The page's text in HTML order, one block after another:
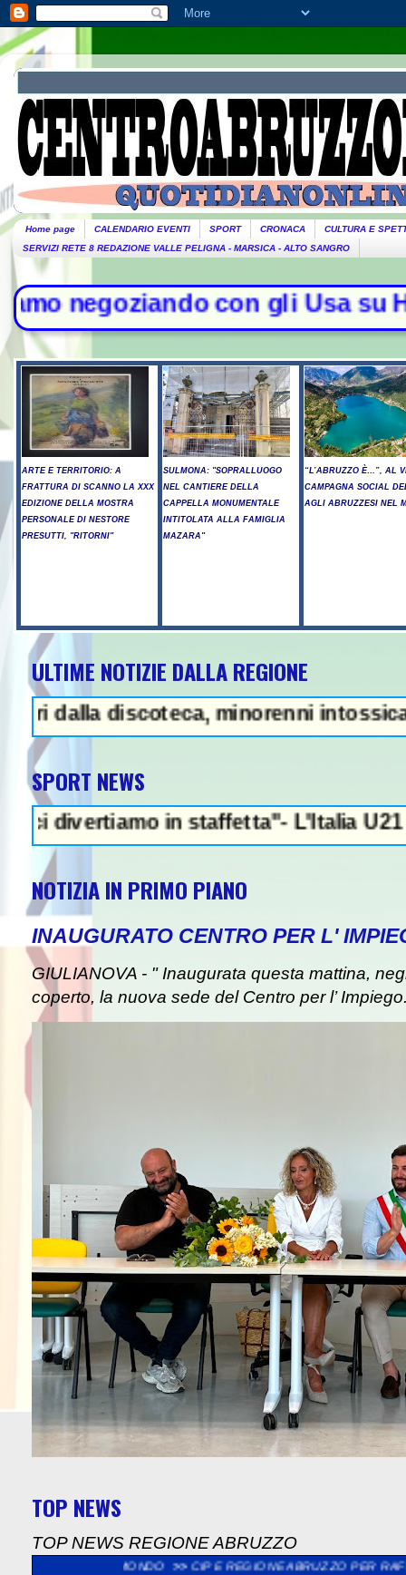
Home page CALENDARIO EVENTI SPORT CRONACA
CULTURA E
SERVIZI RETE 8 REDAZIONE VALLE PELIGNA - MARSICA - ALTO SANGRO
con gli Usa su
ARTE E TERRITORIO: A
FRATTURA DI SCANNO LA XXX
EDIZIONE DELLA MOSTRA
PERSONALE DI NESTORE
PRESUTTI, "RITORNI"
SULMONA: "SOPRALLUOGO
NEL CANTIERE DELLA
CAPPELLA MONUMENTALE
INTITOLATA ALLA FAMIGLIA
MAZARA"
“L’ABRUZZO È…”, AL
CAMPAGNA SOCIAL
AGLI ABRUZZESI NEL
ULTIME NOTIZIE DALLA REGIONE
discoteca, minorenni intossicati a
SPORT NEWS
in staffetta"- L'Italia U21 il 5
NOTIZIA IN PRIMO PIANO
INAUGURATO CENTRO PER L'
GIULIANOVA - " Inaugurata questa mattina,
coperto, la nuova sede del Centro per l’
TOP NEWS
TOP NEWS REGIONE ABRUZZO
CIP E REGIONE ABRUZZO PER RAFFORZARE
illegale e peculato, in